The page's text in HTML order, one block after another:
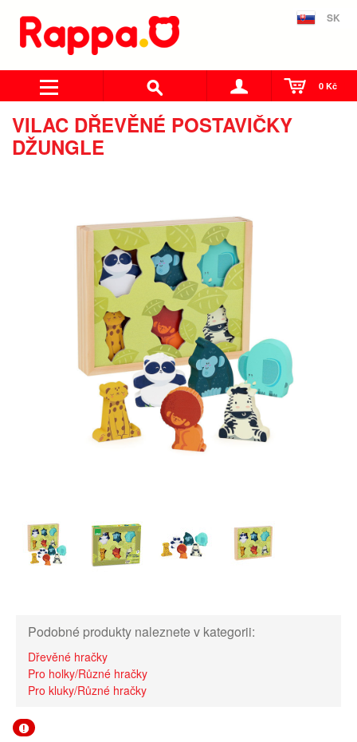
SK
0 Kč
VILAC DŘEVĚNÉ POSTAVIČKY
DŽUNGLE
Podobné produkty naleznete v kategorii:
Dřevěné hračky
Pro holky/Různé hračky
Pro kluky/Různé hračky